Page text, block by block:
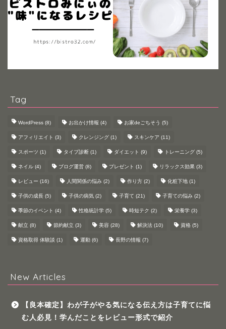
Tag
WordPress (8) お出かけ情報 (4) お家deごちそう (5)
アフィリエイト (3) クレンジング (1) スキンケア (11)
スポーツ (1) タイプ診断 (1) ダイエット (9) トレーニング (5)
ネイル (4) ブログ運営 (8) プレゼント (1) リラックス効果 (3)
レビュー (16) 人間関係の悩み (2) 作り方 (2) 化粧下地 (1)
子供の成長 (5) 子供の病気 (2) 子育て (21) 子育ての悩み (2)
季節のイベント (4) 性格統計学 (5) 時短テク (2) 栄養学 (3)
献立 (8) 節約献立 (3) 美容 (28) 解決法 (10) 資格 (5)
資格取得 体験談 (1) 運動 (6) 長野の情報 (7)
New Articles
【良本確定】わが子がやる気になる伝え方は子育てに悩
む人必見！学んだことをレビュー形式で紹介